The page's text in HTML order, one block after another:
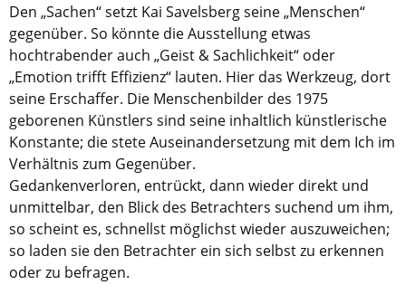
Den „Sachen“ setzt Kai Savelsberg seine „Menschen“
gegenüber. So könnte die Ausstellung etwas
hochtrabender auch „Geist & Sachlichkeit“ oder
„Emotion trifft Effizienz“ lauten. Hier das Werkzeug, dort
seine Erschaffer. Die Menschenbilder des 1975
geborenen Künstlers sind seine inhaltlich künstlerische
Konstante; die stete Auseinandersetzung mit dem Ich im
Verhältnis zum Gegenüber.
Gedankenverloren, entrückt, dann wieder direkt und
unmittelbar, den Blick des Betrachters suchend um ihm,
so scheint es, schnellst möglichst wieder auszuweichen;
so laden sie den Betrachter ein sich selbst zu erkennen
oder zu befragen.